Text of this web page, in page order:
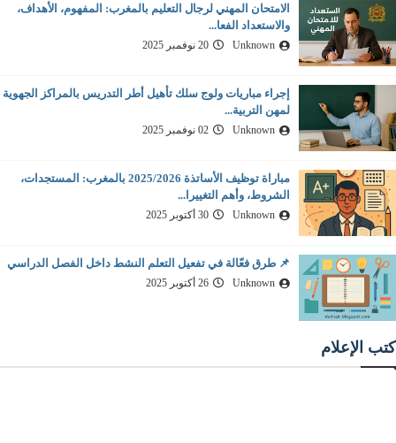
الامتحان المهني لرجال التعليم بالمغرب: المفهوم، الأهداف،
والاستعداد الفعا...
Unknown 20 نوفمبر 2025
إجراء مباريات ولوج سلك تأهيل أطر التدريس بالمراكز الجهوية
لمهن التربية...
Unknown 02 نوفمبر 2025
مباراة توظيف الأساتذة 2025/2026 بالمغرب: المستجدات،
الشروط، وأهم التغييرا...
Unknown 30 أكتوبر 2025
📌 طرق فعّالة في تفعيل التعلم النشط داخل الفصل الدراسي
Unknown 26 أكتوبر 2025
كتب الإعلام